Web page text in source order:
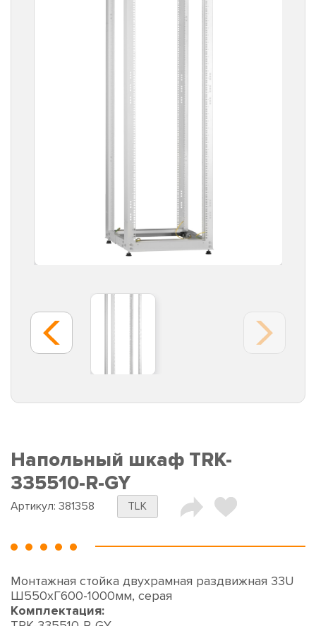
Напольный шкаф TRK-
335510-R-GY
Артикул: 381358 TLK
Монтажная стойка двухрамная раздвижная 33U
Ш550хГ600-1000мм, серая
Комплектация: